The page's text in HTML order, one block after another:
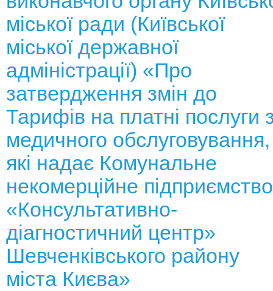
міської ради (Київської
міської державної
адміністрації) «Про
затвердження змін до
Тарифів на платні послуги
медичного обслуговування,
які надає Комунальне
некомерційне підприємство
«Консультативно-
діагностичний центр»
Шевченківського району
міста Києва»